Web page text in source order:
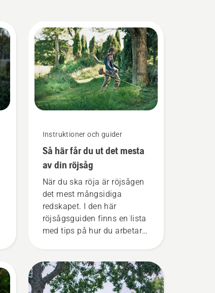
Instruktioner och guider
Så här får du ut det mesta
av din röjsåg
När du ska röja är röjsågen
det mest mångsidiga
redskapet. I den här
röjsågsguiden finns en lista
med tips på hur du arbetar